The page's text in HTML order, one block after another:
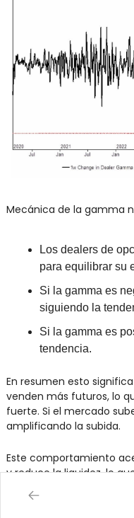
Mecánica de la gamma
Los dealers de
para equilibrar su
Si la gamma es
siguiendo la
Si la gamma es
tendencia.
En resumen esto
venden más futuros, lo
fuerte. Si el mercado
amplificando la subida.
Este comportamiento
y reduce la liquidez, lo
pronunciadas o subidas